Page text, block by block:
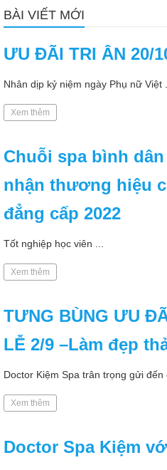
BÀI VIẾT MỚI
ƯU ĐÃI TRI ÂN 20/
Nhân dịp kỷ niệm ngày Phụ nữ Việt ...
Xem thêm
Chuỗi spa bình
nhận thương hiệu
đẳng cấp 2022
Tốt nghiệp học viên ...
Xem thêm
TƯNG BÙNG ƯU
LỄ 2/9 –Làm đẹp
Doctor Kiệm Spa trân trọng gửi đến
Xem thêm
Doctor Spa Kiệm